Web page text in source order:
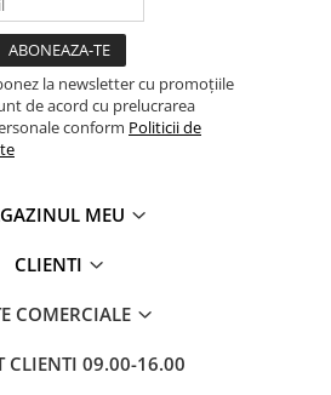
la newsletter cu promoțiile
de acord cu prelucrarea
conform Politicii de
MEU
CLIENTI
COMERCIALE
CLIENTI 09.00-16.00